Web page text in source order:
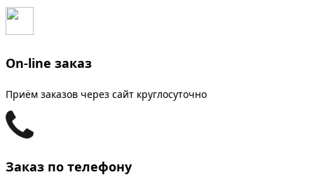
On-line заказ
Приём заказов через сайт круглосуточно
Заказ по телефону